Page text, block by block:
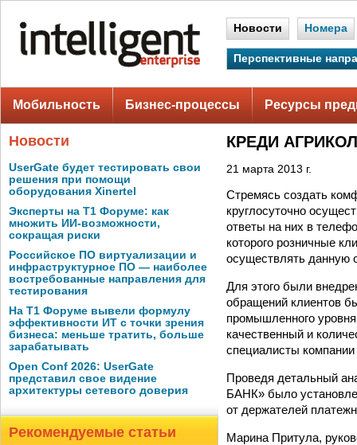
Новости Номера
Перспективные
Мобильность Бизнес-процессы Ресурсы
Новости
UserGate будет тестировать свои
решения при помощи
оборудования Xinertel
Эксперты на Т1 Форуме: как
множить ИИ-возможности,
сокращая риски
Российское ПО виртуализации и
инфраструктурное ПО — наиболее
востребованные направления для
тестирования
На Т1 Форуме вывели формулу
эффективности ИТ с точки зрения
бизнеса: меньше тратить, больше
зарабатывать
Open Conf 2026: UserGate
представил свое видение
архитектуры сетевого доверия
Рекомендуемые статьи
КРЕДИ
21 марта 2013 г.
Стремясь создать
круглосуточно
ответы на них в
которого розничные
осуществлять данную
Для этого были
обращений клиентов
промышленного
качественный и
специалисты
Проведя детальный
БАНК» было
от держателей
Марина Притула,